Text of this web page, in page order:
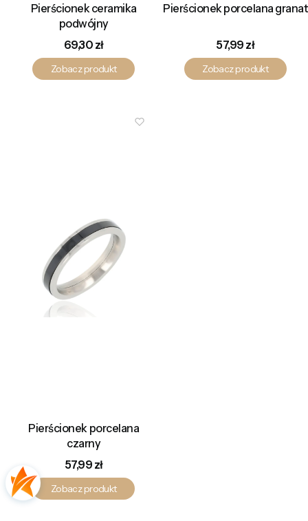
Pierścionek ceramika
podwójny
Cena
69,30 zł
Zobacz produkt
Pierścionek porcelana granat
Cena
57,99 zł
Zobacz produkt
Pierścionek porcelana
czarny
Cena
57,99 zł
Zobacz produkt